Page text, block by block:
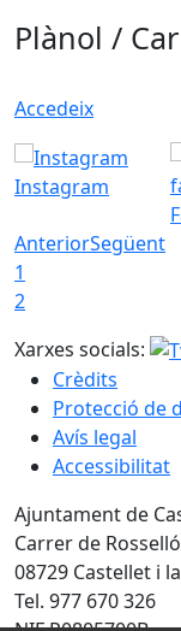
Plànol /
Accedeix
Instagram
AnteriorSegüent
1
2
Xarxes socials:
Crèdits
Protecció de
Avís legal
Accessibilitat
Ajuntament de
Carrer de
08729 Castellet i
Tel. 977 670 326